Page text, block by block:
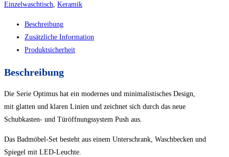
Einzelwaschtisch, Keramik
Beschreibung
Zusätzliche Information
Produktsicherheit
Beschreibung
Die Serie Optimus hat ein modernes und minimalistisches Design,
mit glatten und klaren Linien und zeichnet sich durch das neue
Schubkasten- und Türöffnungssystem Push aus.
Das Badmöbel-Set besteht aus einem Unterschrank, Waschbecken und
Spiegel mit LED-Leuchte.